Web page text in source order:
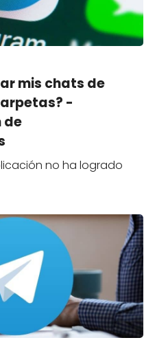
mis chats de
-
de
no ha logrado